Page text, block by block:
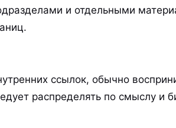
и отдельными
ссылок, обычно
распределять по смыслу и